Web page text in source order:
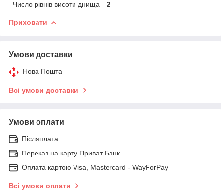
Число рівнів висоти днища
2
Приховати
Умови доставки
Нова Пошта
Всі умови доставки
Умови оплати
Післяплата
Переказ на карту Приват Банк
Оплата картою Visa, Mastercard - WayForPay
Всі умови оплати